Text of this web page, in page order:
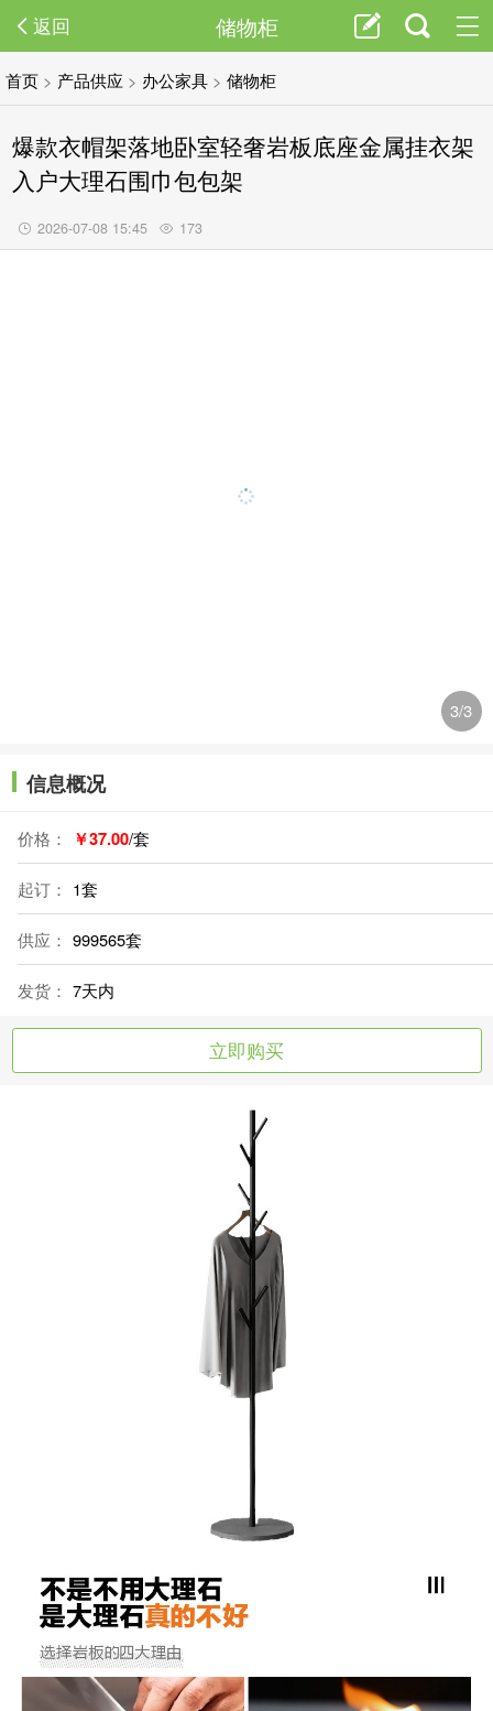
返回 储物柜
首页 > 产品供应 > 办公家具 >储物柜
爆款衣帽架落地卧室轻奢岩板底座金属挂衣架
入户大理石围巾包包架
2026-07-08 15:45 173
3/3
信息概况
价格： ￥37.00/套
起订： 1套
供应： 999565套
发货： 7天内
立即购买